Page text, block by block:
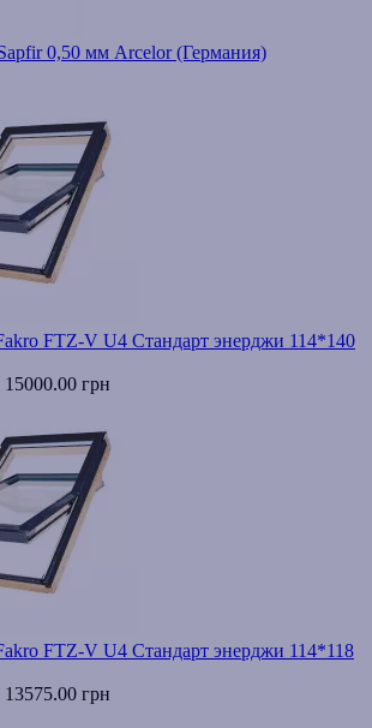
0,50 мм Arcelor (Германия)
FTZ-V U4 Стандарт энерджи 114*140
15000.00 грн
FTZ-V U4 Стандарт энерджи 114*118
13575.00 грн